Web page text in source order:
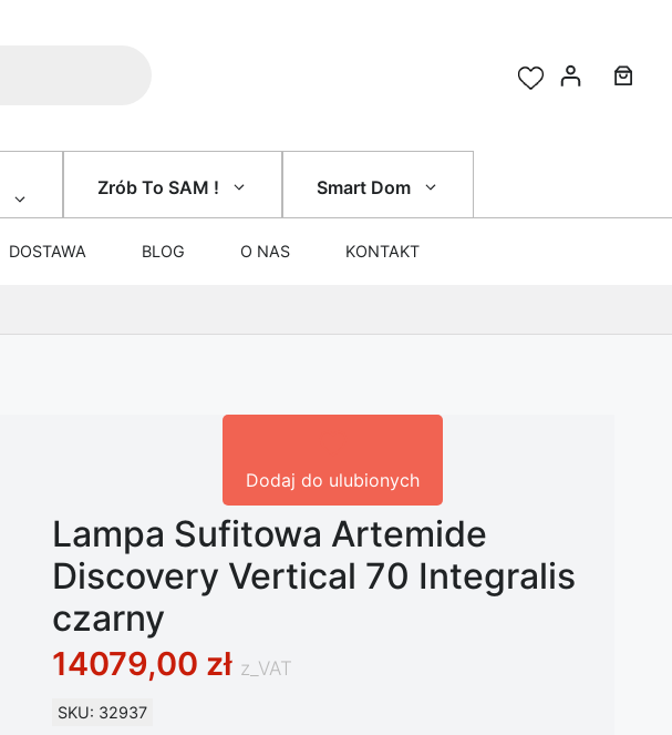
Zrób To SAM ! Smart Dom
DOSTAWA BLOG O NAS KONTAKT
Dodaj do ulubionych
Lampa Sufitowa Artemide
Discovery Vertical 70 Integralis
czarny
14079,00 zł z_VAT
SKU: 32937